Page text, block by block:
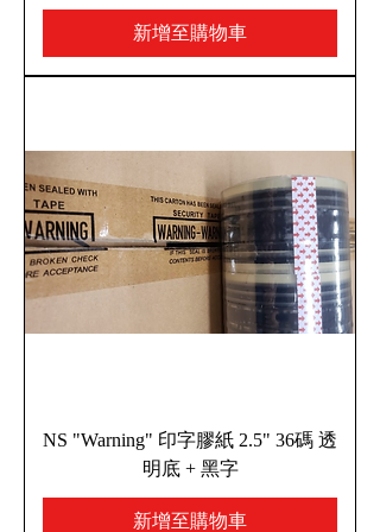
新增至購物車
NS "Warning" 印字膠紙 2.5" 36碼 透
明底 + 黑字
新增至購物車